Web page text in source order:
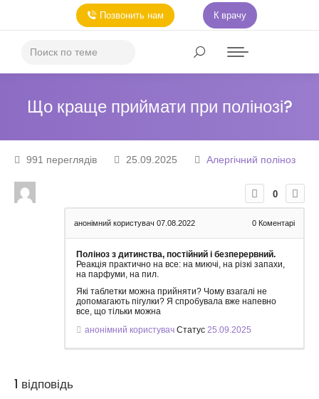
Позвонить нам К врачу
Що краще приймати при полінозі?
991 переглядів 25.09.2025 Алергічний поліноз
0
анонімний користувач 07.08.2022 0 Коментарі
Поліноз з дитинства, постійний і безперервний.
Реакція практично на все: на миючі, на різкі запахи,
на парфуми, на пил.
Які таблетки можна прийняти? Чому взагалі не
допомагають пігулки? Я спробувала вже напевно
все, що тільки можна
анонімний користувач Статус 25.09.2025
1 відповідь